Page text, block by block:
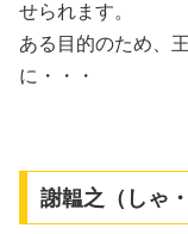
せられます。
ある目的のため、
に・・・
謝韞之（しゃ